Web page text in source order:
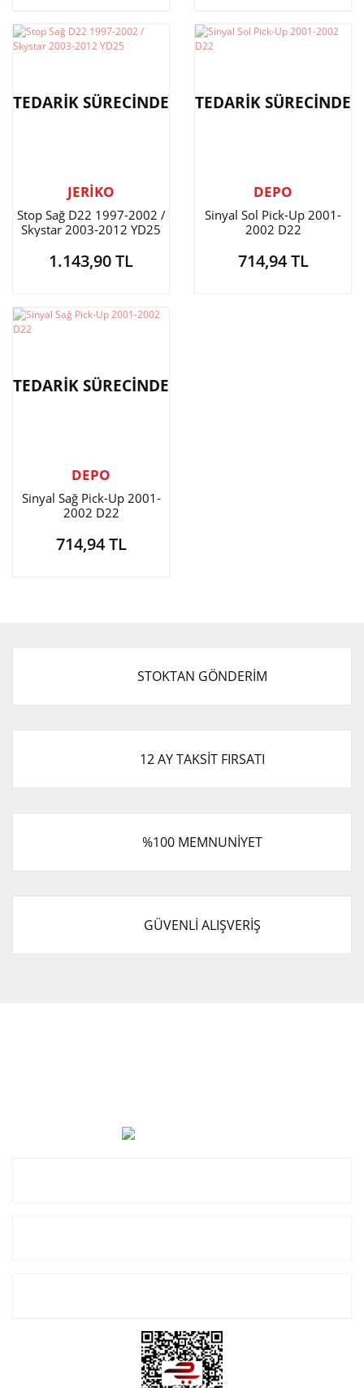
TEDARİK SÜRECİNDE
JERİKO
Stop Sağ D22 1997-2002 /
Skystar 2003-2012 YD25
1.143,90 TL
TEDARİK SÜRECİNDE
DEPO
Sinyal Sol Pick-Up 2001-
2002 D22
714,94 TL
TEDARİK SÜRECİNDE
DEPO
Sinyal Sağ Pick-Up 2001-
2002 D22
714,94 TL
STOKTAN GÖNDERİM
12 AY TAKSİT FIRSATI
%100 MEMNUNİYET
GÜVENLİ ALIŞVERİŞ